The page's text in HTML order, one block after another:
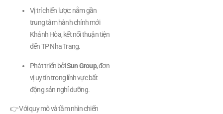
Vị trí chiến lược: nằm gần
trung tâm hành chính mới
Khánh Hòa, kết nối thuận tiện
đến TP Nha Trang.
Phát triển bởiSun Group, đơn
vị uy tín trong lĩnh vực bất
động sản nghỉ dưỡng.
👉 Với quy mô và tầm nhìn chiến